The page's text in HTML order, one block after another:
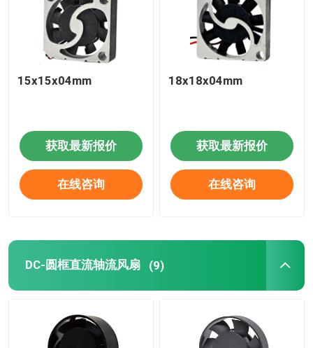
15x15x04mm
获取最新报价
在线咨询
18x18x04mm
获取最新报价
在线咨询
DC-圆框直流轴流风扇 (9)